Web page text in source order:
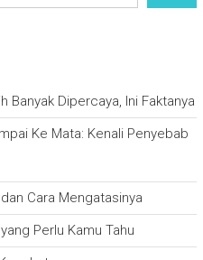
Banyak Dipercaya, Ini Faktanya
Ke Mata: Kenali Penyebab
Cara Mengatasinya
Perlu Kamu Tahu